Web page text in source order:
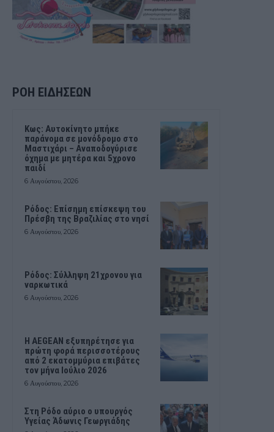
ΡΟΗ ΕΙΔΗΣΕΩΝ
Kως: Αυτοκίνητο μπήκε
παράνομα σε μονόδρομο στο
Μαστιχάρι – Αναποδογύρισε
όχημα με μητέρα και 5χρονο
παιδί
6 Αυγούστου, 2026
Ρόδος: Επίσημη επίσκεψη του
Πρέσβη της Βραζιλίας στο νησί
6 Αυγούστου, 2026
Ρόδος: Σύλληψη 21χρονου για
ναρκωτικά
6 Αυγούστου, 2026
Η AEGEAN εξυπηρέτησε για
πρώτη φορά περισσοτέρους
από 2 εκατομμύρια επιβάτες
τον μήνα Ιούλιο 2026
6 Αυγούστου, 2026
Στη Ρόδο αύριο ο υπουργός
Υγείας Άδωνις Γεωργιάδης